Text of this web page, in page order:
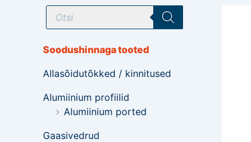
T
o
e
t
e
o
s
Soodushinnaga tooted
Allasõidutõkked / kinnitused
Alumiinium profiilid
Alumiinium ported
Gaasivedrud